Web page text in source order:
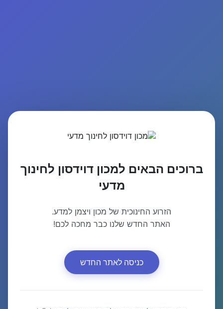
ברוכים הבאים למכון דוידסון לחינוך
מדעי
הזרוע החינוכית של מכון ויצמן למדע.
האתר החדש שלנו כבר מחכה לכם!
כניסה לאתר החדש